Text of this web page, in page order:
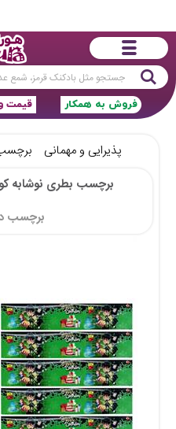
جستجو
قیمت فروش به همکار
پذیرایی و مهمانی
برچسب بطری نوشابه کوچک
برچسب